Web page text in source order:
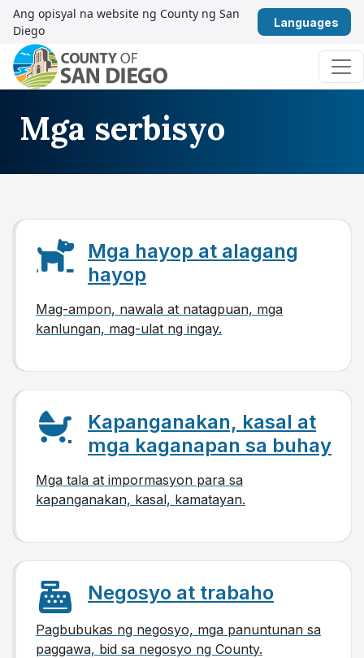
Lumaktaw sa nilalaman
Ang opisyal na website ng County ng San
Diego
Pangunahing Nabigasyon
Mga serbisyo
Mga hayop at alagang
hayop
Mag-ampon, nawala at natagpuan, mga
kanlungan, mag-ulat ng ingay.
Kapanganakan, kasal at
mga kaganapan sa buhay
Mga tala at impormasyon para sa
kapanganakan, kasal, kamatayan.
Negosyo at trabaho
Pagbubukas ng negosyo, mga panuntunan sa
paggawa, bid sa negosyo ng County.